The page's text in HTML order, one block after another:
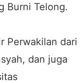
Burni Telong.
Perwakilan dari
dan juga